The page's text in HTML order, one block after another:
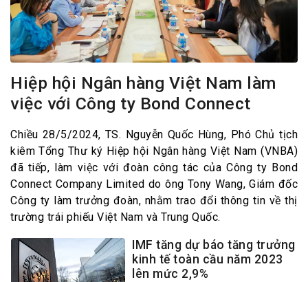
Hiệp hội Ngân hàng Việt Nam làm
việc với Công ty Bond Connect
Chiều 28/5/2024, TS. Nguyễn Quốc Hùng, Phó Chủ tịch
kiêm Tổng Thư ký Hiệp hội Ngân hàng Việt Nam (VNBA)
đã tiếp, làm việc với đoàn công tác của Công ty Bond
Connect Company Limited do ông Tony Wang, Giám đốc
Công ty làm trưởng đoàn, nhằm trao đổi thông tin về thị
trường trái phiếu Việt Nam và Trung Quốc.
IMF tăng dự báo tăng trưởng
kinh tế toàn cầu năm 2023
lên mức 2,9%